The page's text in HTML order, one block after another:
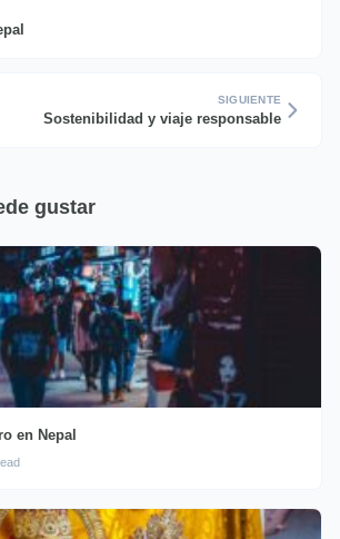
SIGUIENTE
Sostenibilidad y viaje responsable
gustar
en Nepal